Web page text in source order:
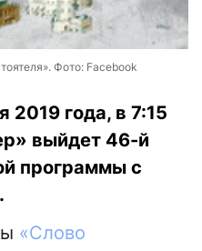
Фото: Facebook
2019 года, в 7:15
выйдет 46-й
программы с
«Слово